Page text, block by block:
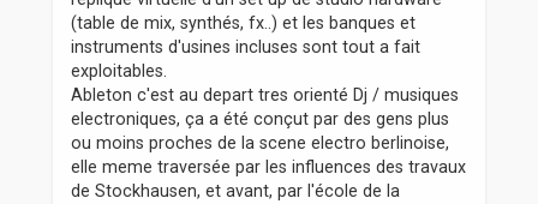
(table de mix, synthés, fx..) et les banques et
instruments d'usines incluses sont tout a fait
exploitables.
Ableton c'est au depart tres orienté Dj / musiques
electroniques, ça a été conçut par des gens plus
ou moins proches de la scene electro berlinoise,
elle meme traversée par les influences des travaux
de Stockhausen, et avant, par l'école de la